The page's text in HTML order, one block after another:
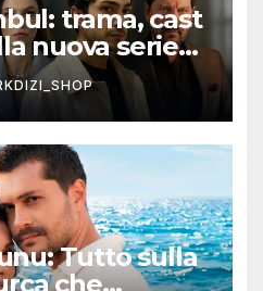
trama, cast
nuova serie
a Ziyanker
Tutto sulla
che